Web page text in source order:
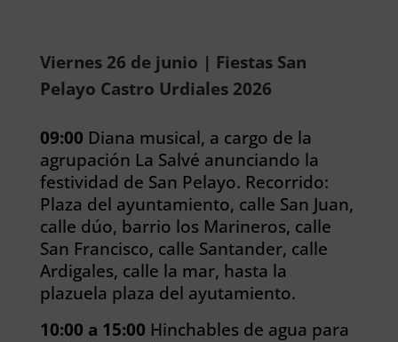
Viernes 26 de junio | Fiestas San
Pelayo Castro Urdiales 2026
09:00 Diana musical, a cargo de la
agrupación La Salvé anunciando la
festividad de San Pelayo. Recorrido:
Plaza del ayuntamiento, calle San Juan,
calle dúo, barrio los Marineros, calle
San Francisco, calle Santander, calle
Ardigales, calle la mar, hasta la
plazuela plaza del ayutamiento.
10:00 a 15:00 Hinchables de agua para